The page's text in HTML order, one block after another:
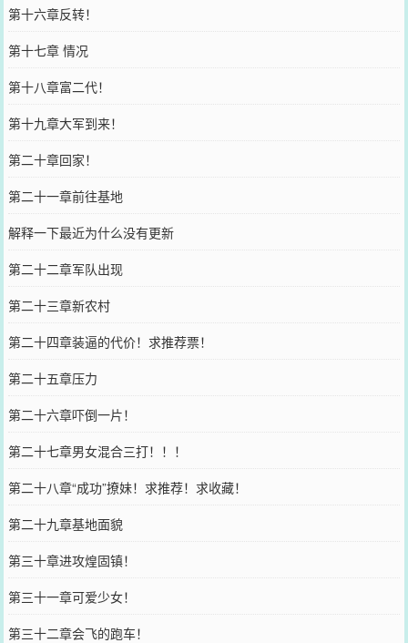
第十六章反转！
第十七章 情况
第十八章富二代！
第十九章大军到来！
第二十章回家！
第二十一章前往基地
解释一下最近为什么没有更新
第二十二章军队出现
第二十三章新农村
第二十四章装逼的代价！求推荐票！
第二十五章压力
第二十六章吓倒一片！
第二十七章男女混合三打！！！
第二十八章“成功”撩妹！求推荐！求收藏！
第二十九章基地面貌
第三十章进攻煌固镇！
第三十一章可爱少女！
第三十二章会飞的跑车！